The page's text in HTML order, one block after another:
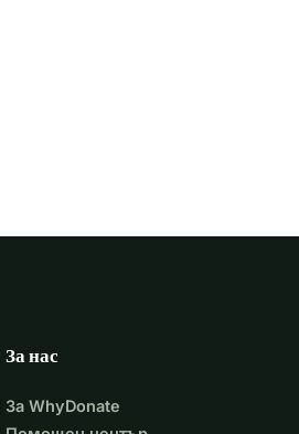
За нас
За WhyDonate